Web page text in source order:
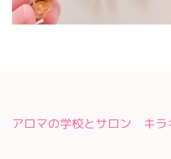
アロマの学校とサロン キラ